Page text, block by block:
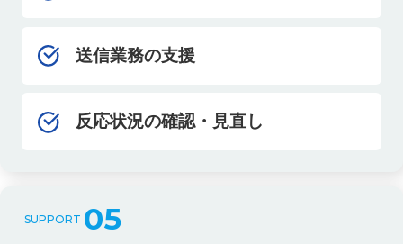
送信業務の支援
反応状況の確認・見直し
05